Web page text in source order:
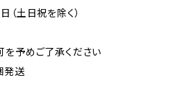
（土日祝を除く）
を予めご了承ください
発送